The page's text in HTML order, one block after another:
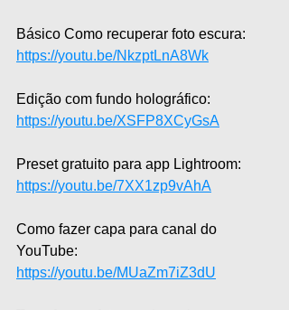
Básico Como recuperar foto escura:
https://youtu.be/NkzptLnA8Wk
Edição com fundo holográfico:
https://youtu.be/XSFP8XCyGsA
Preset gratuito para app Lightroom:
https://youtu.be/7XX1zp9vAhA
Como fazer capa para canal do
YouTube:
https://youtu.be/MUaZm7iZ3dU